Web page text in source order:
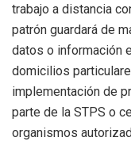
trabajo a distancia
patrón guardará de
datos o información
domicilios
implementación de
parte de la STPS o
organismos